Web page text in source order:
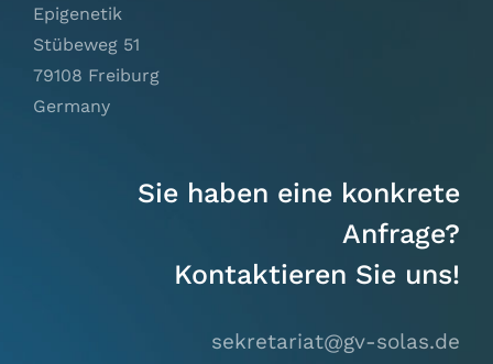
Epigenetik
Stübeweg 51
79108 Freiburg
Germany
Sie haben eine konkrete
Anfrage?
Kontaktieren Sie uns!
sekretariat@gv-solas.de